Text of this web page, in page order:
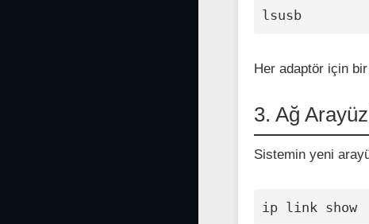
lsusb
Her adaptör için
3. Ağ
Sistemin yeni
ip link show